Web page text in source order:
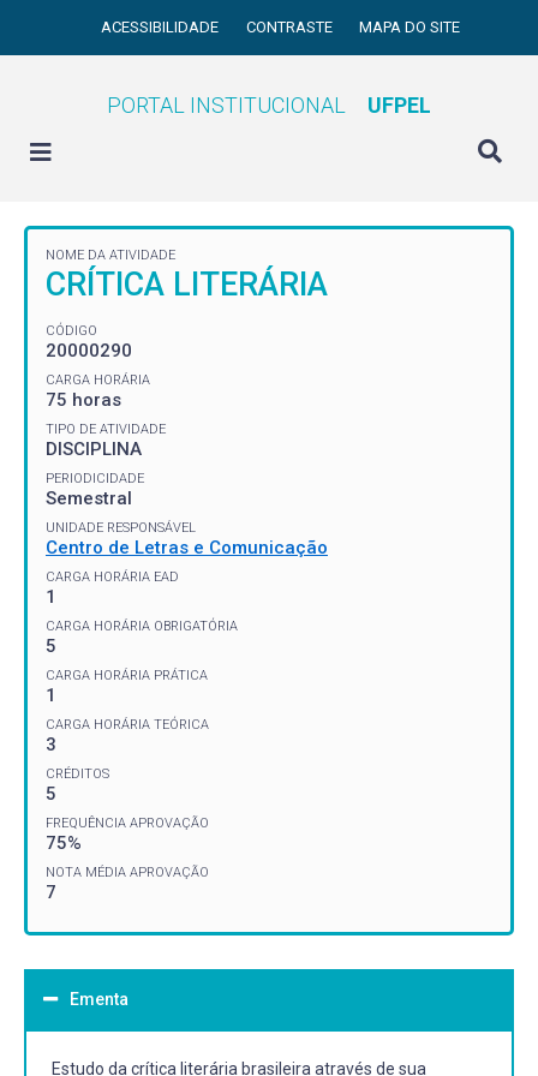
ACESSIBILIDADE CONTRASTE MAPA DO SITE
PORTAL INSTITUCIONAL UFPEL
NOME DA ATIVIDADE
CRÍTICA LITERÁRIA
CÓDIGO
20000290
CARGA HORÁRIA
75 horas
TIPO DE ATIVIDADE
DISCIPLINA
PERIODICIDADE
Semestral
UNIDADE RESPONSÁVEL
Centro de Letras e Comunicação
CARGA HORÁRIA EAD
1
CARGA HORÁRIA OBRIGATÓRIA
5
CARGA HORÁRIA PRÁTICA
1
CARGA HORÁRIA TEÓRICA
3
CRÉDITOS
5
FREQUÊNCIA APROVAÇÃO
75%
NOTA MÉDIA APROVAÇÃO
7
Ementa
Estudo da crítica literária brasileira através de sua